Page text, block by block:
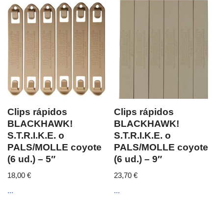
Clips rápidos
BLACKHAWK!
S.T.R.I.K.E. o
PALS/MOLLE coyote
(6 ud.) – 5″
18,00 €
...
Clips rápidos
BLACKHAWK!
S.T.R.I.K.E. o
PALS/MOLLE coyote
(6 ud.) – 9″
23,70€
...